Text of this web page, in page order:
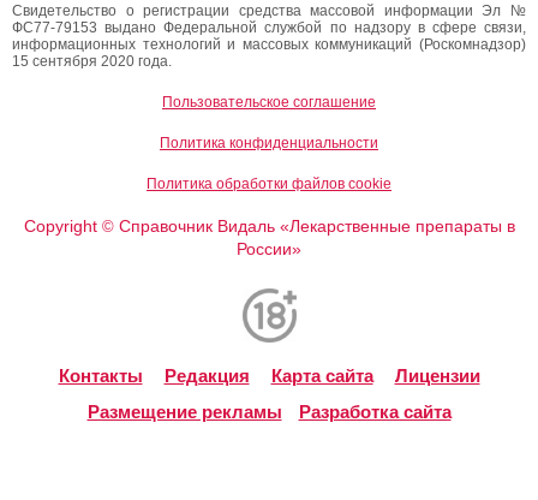
Свидетельство о регистрации средства массовой информации Эл №
ФС77-79153 выдано Федеральной службой по надзору в сфере связи,
информационных технологий и массовых коммуникаций (Роскомнадзор)
15 сентября 2020 года.
Пользовательское соглашение
Политика конфиденциальности
Политика обработки файлов cookie
Copyright ©Справочник Видаль «Лекарственные препараты в
России»
Контакты Редакция Карта сайта
Лицензии
Размещение рекламы
Разработка сайта